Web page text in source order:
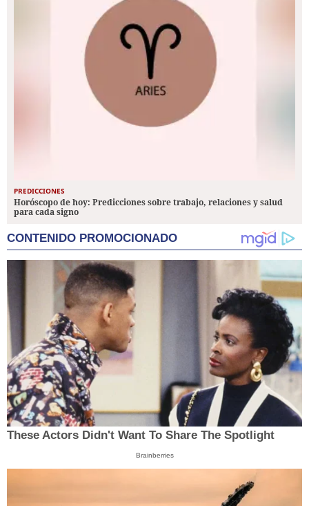
PREDICCIONES
Horóscopo de hoy: Predicciones sobre trabajo, relaciones y salud
para cada signo
CONTENIDO PROMOCIONADO
These Actors Didn't Want To Share The Spotlight
Brainberries